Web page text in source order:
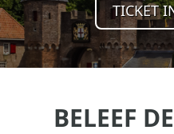
TICKET
BELEEF